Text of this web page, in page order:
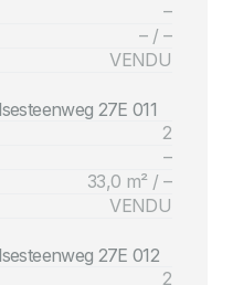
–
– / –
VENDU
27E 011
2
–
33,0 m² / –
VENDU
27E 012
2